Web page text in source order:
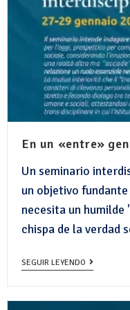
En un «entre»
Un seminario
un objetivo fundante
necesita un
chispa de la verdad
SEGUIR LEYENDO